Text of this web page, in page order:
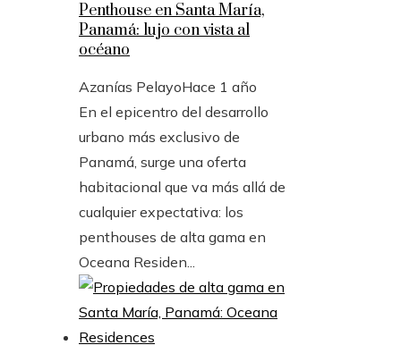
Penthouse en Santa María,
Panamá: lujo con vista al
océano
Azanías PelayoHace 1 año
En el epicentro del desarrollo
urbano más exclusivo de
Panamá, surge una oferta
habitacional que va más allá de
cualquier expectativa: los
penthouses de alta gama en
Oceana Residen...